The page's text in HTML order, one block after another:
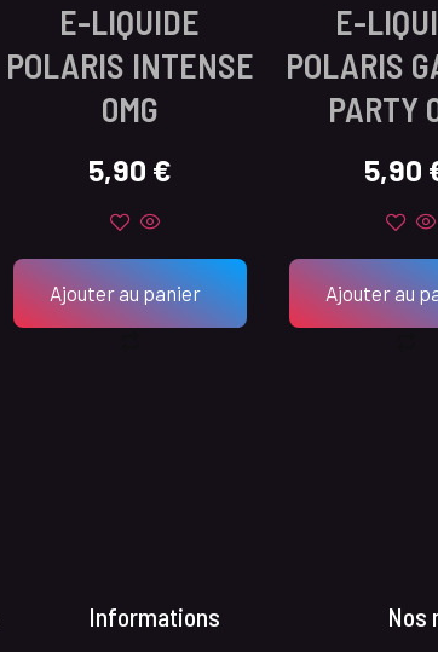
E-LIQUIDE
POLARIS INTENSE
0MG
5,90 €
Ajouter au panier
E-
POLARIS
PARTY
5,90
Ajouter au
Informations Nos